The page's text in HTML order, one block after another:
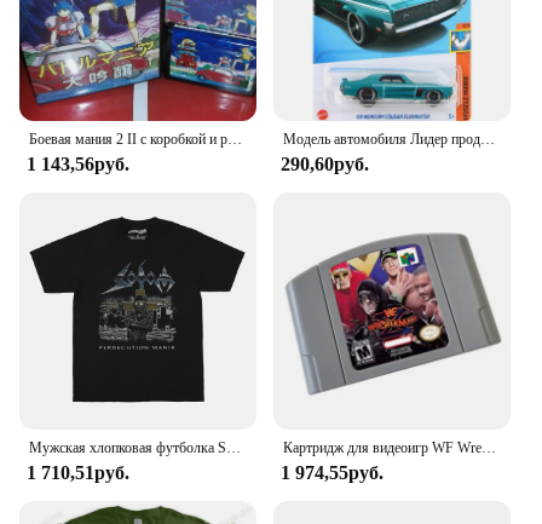
offer a quality product to your customers, this cap is
an excellent choice. It's not just a cap; it's a
conversation starter, a reflection of your personal
style, and a testament to the Mania Alexander
Gregory Thriller brand's commitment to quality and
design.
Боевая мания 2 II с коробкой и руководством для 16-битного игрового картриджа Sega MD, система Megadrive Genesis
1 143,56руб.
Модель автомобиля Лидер продаж 2024J, оригинальная игрушка-Устранитель кугара 69 Mercury для мальчиков, модель автомобиля из сплава под давлением 1/64, подарок на день рождения
290,60руб.
Мужская хлопковая футболка Sodom, летняя футболка в стиле ретро с изображением победителя из немецкой скорости и сериала
1 710,51руб.
Картридж для видеоигр WF Wrestle Mania X, американская версия для игровой консоли N64
1 974,55руб.